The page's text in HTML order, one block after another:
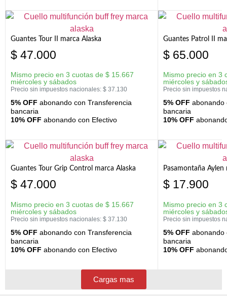
Guantes Tour II marca Alaska
$ 47.000
Mismo precio en 3 cuotas de $ 15.667
miércoles y sábados
Precio sin impuestos nacionales: $ 37.130
5% OFF abonando con Transferencia
bancaria
10% OFF abonando con Efectivo
Guantes Patrol II
$ 65.000
Mismo precio en 3
miércoles y
Precio sin impuestos
5% OFF abonando
bancaria
10% OFF
Guantes Tour Grip Control marca Alaska
$ 47.000
Mismo precio en 3 cuotas de $ 15.667
miércoles y sábados
Precio sin impuestos nacionales: $ 37.130
5% OFF abonando con Transferencia
bancaria
10% OFF abonando con Efectivo
Pasamontaña Aylen
$ 17.900
Mismo precio en 3
miércoles y
Precio sin impuestos
5% OFF abonando
bancaria
10% OFF
Cargas mas